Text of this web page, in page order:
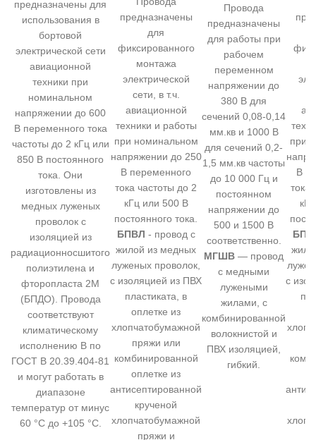
предназначены для
использования в
бортовой
электрической сети
авиационной
техники при
номинальном
напряжении до 600
В переменного тока
частоты до 2 кГц или
850 В постоянного
тока. Они
изготовлены из
медных луженых
проволок с
изоляцией из
радиационносшитого
полиэтилена и
фторопласта 2М
(БПДО). Провода
соответствуют
климатическому
исполнению В по
ГОСТ В 20.39.404-81
и могут работать в
диапазоне
температур от минус
60 °C до +105 °C.
предназначены
для
фиксированного
монтажа
электрической
сети, в т.ч.
авиационной
техники и работы
при номинальном
напряжении до 250
В переменного
тока частоты до 2
кГц или 500 В
постоянного тока.
БПВЛ - провод с
жилой из медных
луженых проволок,
с изоляцией из ПВХ
пластиката, в
оплетке из
хлопчатобумажной
пряжи или
комбинированной
оплетке из
антисептированной
крученой
хлопчатобумажной
пряжи и
Провода
предназначены
для работы при
рабочем
переменном
напряжении до
380 В для
сечений 0,08-0,14
мм.кв и 1000 В
для сечений 0,2-
1,5 мм.кв частоты
до 10 000 Гц и
постоянном
напряжении до
500 и 1500 В
соответственно.
МГШВ — провод
с медными
лужеными
жилами, с
комбинированной
волокнистой и
ПВХ изоляцией,
гибкий.
при
В
тока
с